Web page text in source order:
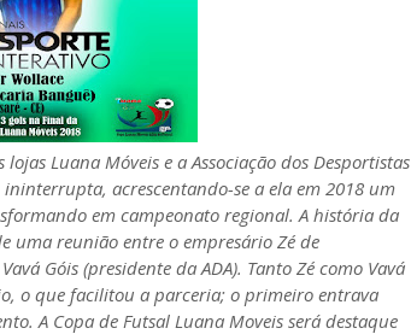
Luana Móveis e a Associação dos Desportistas
ininterrupta, acrescentando-se a ela em 2018 um
em campeonato regional. A história da
uma reunião entre o empresário Zé de
Góis (presidente da ADA). Tanto Zé como Vavá
o que facilitou a parceria; o primeiro entrava
A Copa de Futsal Luana Moveis será destaque